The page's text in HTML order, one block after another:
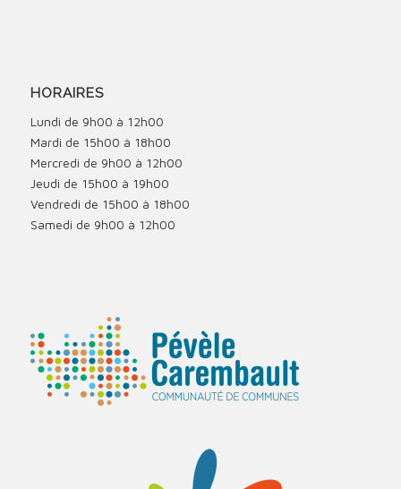
HORAIRES
Lundi de 9h00 à 12h00
Mardi de 15h00 à 18h00
Mercredi de 9h00 à 12h00
Jeudi de 15h00 à 19h00
Vendredi de 15h00 à 18h00
Samedi de 9h00 à 12h00